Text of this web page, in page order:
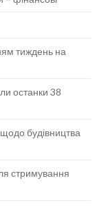
тиждень на
останки 38
будівництва
стримування